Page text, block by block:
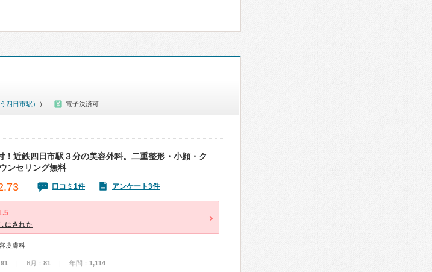
四日市駅） ） 電子決済可
！近鉄四日市駅３分の美容外科。二重整形・小顔・ク
ンセリング無料
口コミ1件 アンケート3件
にされた
皮膚科
91 | 6月： 81 | 年間： 1,114